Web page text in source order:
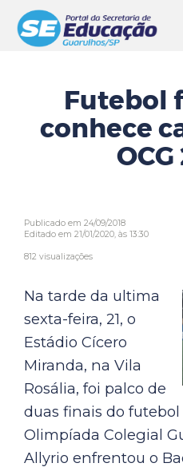
Futebol
conhece
OCG
Publicado em 24/09/2018
Editado em 21/01/2020, às 13:30
812 visualizações
Na tarde da ultima
sexta-feira, 21, o
Estádio Cícero
Miranda, na Vila
Rosália, foi palco de
duas finais do
Olimpíada Colegial
Allyrio enfrentou o